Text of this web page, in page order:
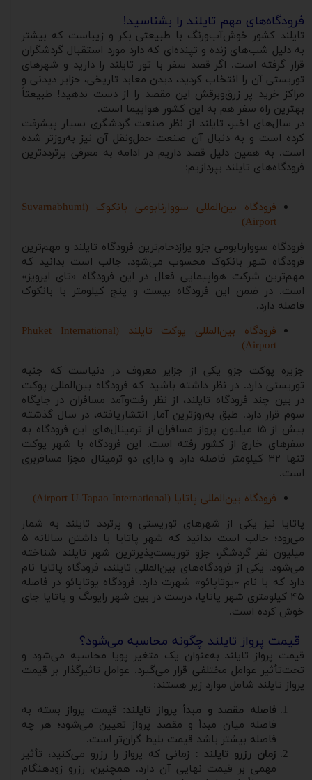
فرودگاه‌های مهم تایلند را بشناسید!
تایلند کشور خوش‌آب‌ورنگ با طبیعتی بکر و زیباست که بیشتر
به دلیل شب‌های زنده و تپنده‌ای که دارد مورد استقبال گردشگران
قرار گرفته است. اگر قصد سفر با تور تایلند را دارید و شهرهای
توریستی آن را انتخاب کردید، دیدن معابد تاریخی، جزایر دیدنی و
مراکز خرید پر زرق‌وبرقش این مقصد را از دست ندهید! طبیعتاً
بهترین راه سفر هم به این کشور هواپیما است.
در سال‌های اخیر، تایلند از نظر صنعت گردشگری بسیار پیشرفت
کرده است و به دنبال آن صنعت حمل‌ونقل آن نیز به‌روزتر شده
است. به همین دلیل قصد داریم در ادامه به معرفی پرترددترین
فرودگاه‌های تایلند بپردازیم:
فرودگاه بین‌المللی سووارنابومی بانکوک (Suvarnabhumi
Airport)
فرودگاه سووارنابومی جزو پرازدحام‌ترین فرودگاه تایلند و مهم‌ترین
فرودگاه شهر بانکوک محسوب می‌شود. جالب است بدانید که
مهم‌ترین شرکت هواپیمایی فعال در این فرودگاه «تای ایرویز»
است. در ضمن این فرودگاه بیست و پنج کیلومتر با بانکوک
فاصله دارد.
فرودگاه بین‌المللی پوکت تایلند (Phuket International
Airport)
جزیره پوکت جزو یکی از جزایر معروف در دنیاست که جنبه
توریستی دارد. در نظر داشته باشید که فرودگاه بین‌المللی پوکت
در بین چند فرودگاه تایلند، از نظر رفت‌و‌آمد مسافران در جایگاه
سوم قرار دارد. طبق به‌روزترین آمار انتشاریافته، در سال گذشته
بیش از ۱۵ میلیون پرواز مسافران از ترمینال‌های این فرودگاه به
سفرهای خارج از کشور رفته است. این فرودگاه با شهر پوکت
تنها ۳۲ کیلومتر فاصله دارد و دارای دو ترمینال مجزا مسافربری
است.
فرودگاه بین‌المللی پاتایا (Airport U-Tapao International)
پاتایا نیز یکی از شهرهای توریستی و پرتردد تایلند به شمار
می‌رود؛ جالب است بدانید که شهر پاتایا با داشتن سالانه ۵
میلیون نفر گردشگر، جزو توریست‌پذیرترین شهر تایلند شناخته
می‌شود. یکی از فرودگاه‌های بین‌المللی تایلند، فرودگاه پاتایا نام
دارد که با نام «یوتاپائو» شهرت دارد. فرودگاه یوتاپائو در فاصله
۴۵ کیلومتری شهر پاتایا، درست در بین شهر رایونگ و پاتایا جای
خوش کرده است.
قیمت پرواز تایلند چگونه محاسبه می‌شود؟
قیمت پرواز تایلند به‌عنوان یک متغیر پویا محاسبه می‌شود و
تحت‌تأثیر عوامل مختلفی قرار می‌گیرد. عوامل تاثیرگذار بر قیمت
پرواز تایلند شامل موارد زیر هستند:
فاصله مقصد و مبدأ پرواز تایلند: قیمت پرواز بسته به
فاصله میان مبدأ و مقصد پرواز تعیین می‌شود؛ هر چه
فاصله بیشتر باشد قیمت بلیط گران‌تر است.
زمان رزرو تایلند : زمانی که پرواز را رزرو می‌کنید، تأثیر
مهمی بر قیمت نهایی آن دارد. همچنین، رزرو زودهنگام